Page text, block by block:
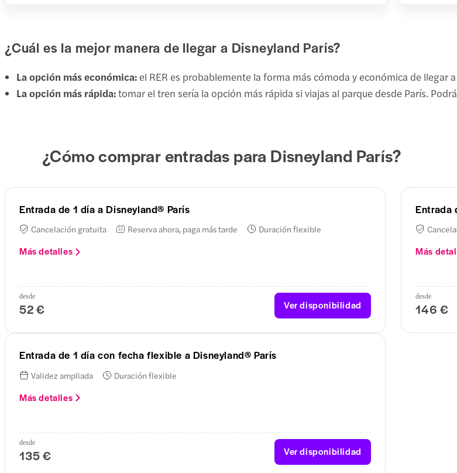
¿Cuál es la mejor manera de llegar a Disneyland París?
La opción más económica: el RER es probablemente la forma más cómoda y económica de llegar
La opción más rápida:tomar el tren sería la opción más rápida si viajas al parque desde París.
¿Cómo comprar entradas para Disneyland París?
Entrada de 1 día a Disneyland® París
Cancelación gratuita Reserva ahora, paga más tarde Duración flexible
Más detalles
desde
52 € Ver disponibilidad
Entrada
Más
desde
146 €
Entrada de 1 día con fecha flexible a Disneyland® París
Validez ampliada Duración flexible
Más detalles
desde
135 € Ver disponibilidad